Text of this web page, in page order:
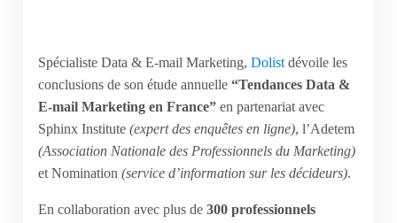
Spécialiste Data & E-mail Marketing, Dolistdévoile les
conclusions de son étude annuelle “Tendances Data &
E-mail Marketing en France”en partenariat avec
Sphinx Institute (expert des enquêtes en ligne), l’Adetem
(Association Nationale des Professionnels du Marketing)
et Nomination (service d’information sur les décideurs).
En collaboration avec plus de 300 professionnels